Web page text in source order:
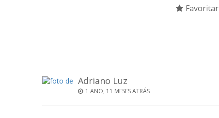
Favoritar
Adriano Luz
1 ANO, 11 MESES ATRÁS